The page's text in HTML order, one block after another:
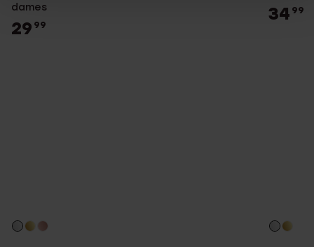
dames
29 99
34 99